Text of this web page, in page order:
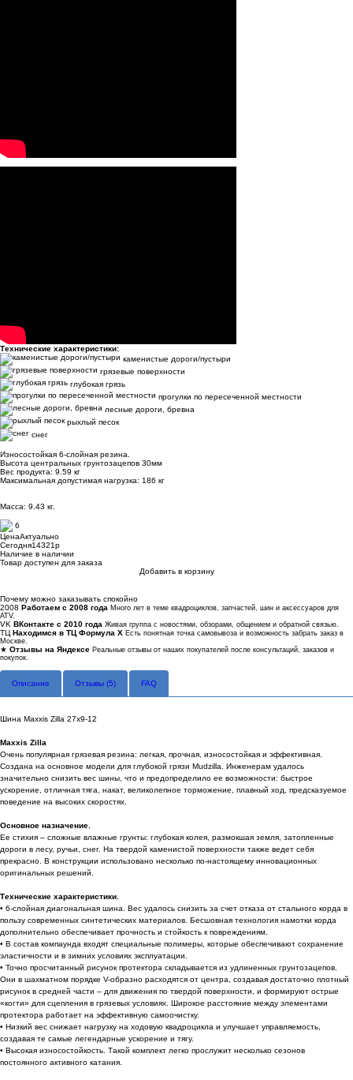
Технические характеристики:
каменистые дороги/пустыри
грязевые поверхности
глубокая грязь
прогулки по пересеченной местности
лесные дороги, бревна
рыхлый песок
снег
Износостойкая 6-слойная резина.
Высота центральных грунтозацепов 30мм
Вес продукта: 9.59 кг
Максимальная допустимая нагрузка: 186 кг
Масса: 9.43 кг.
6
ЦенаАктуально
Сегодня14321p
Наличие в наличии
Товар доступен для заказа
Добавить в корзину
Почему можно заказывать спокойно
2008 Работаем с 2008 года Много лет в теме квадроциклов, запчастей, шин и аксессуаров для
ATV.
VK ВКонтакте с 2010 года Живая группа с новостями, обзорами, общением и обратной связью.
ТЦ Находимся в ТЦ Формула Х Есть понятная точка самовывоза и возможность забрать заказ в
Москве.
★ Отзывы на Яндексе Реальные отзывы от наших покупателей после консультаций, заказов и
покупок.
Описание Отзывы (5) FAQ
Шина Maxxis Zilla 27x9-12
Maxxis Zilla
Очень популярная грязевая резина: легкая, прочная, износостойкая и эффективная.
Создана на основное модели для глубокой грязи Mudzilla. Инженерам удалось
значительно снизить вес шины, что и предопределило ее возможности: быстрое
ускорение, отличная тяга, накат, великолепное торможение, плавный ход, предсказуемое
поведение на высоких скоростях.
Основное назначение.
Ее стихия – сложные влажные грунты: глубокая колея, размокшая земля, затопленные
дороги в лесу, ручьи, снег. На твердой каменистой поверхности также ведет себя
прекрасно. В конструкции использовано несколько по-настоящему инновационных
оригинальных решений.
Технические характеристики.
• 6-слойная диагональная шина. Вес удалось снизить за счет отказа от стального корда в
пользу современных синтетических материалов. Бесшовная технология намотки корда
дополнительно обеспечивает прочность и стойкость к повреждениям.
• В состав компаунда входят специальные полимеры, которые обеспечивают сохранение
эластичности и в зимних условиях эксплуатации.
• Точно просчитанный рисунок протектора складывается из удлиненных грунтозацепов.
Они в шахматном порядке V-образно расходятся от центра, создавая достаточно плотный
рисунок в средней части – для движения по твердой поверхности, и формируют острые
«когти» для сцепления в грязевых условиях. Широкое расстояние между элементами
протектора работает на эффективную самоочистку.
• Низкий вес снижает нагрузку на ходовую квадроцикла и улучшает управляемость,
создавая те самые легендарные ускорение и тягу.
• Высокая износостойкость. Такой комплект легко прослужит несколько сезонов
постоянного активного катания.